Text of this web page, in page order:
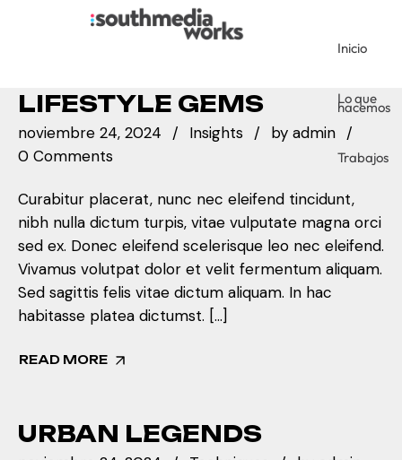
Trabajos
Inicio
Lo que
hacemos
Trabajos
LIFESTYLE GEMS
noviembre 24, 2024 Insights by admin
0 Comments
Curabitur placerat, nunc nec eleifend tincidunt,
nibh nulla dictum turpis, vitae vulputate magna orci
sed ex. Donec eleifend scelerisque leo nec eleifend.
Vivamus volutpat dolor et velit fermentum aliquam.
Sed sagittis felis vitae dictum aliquam. In hac
habitasse platea dictumst. […]
READ MORE
URBAN LEGENDS